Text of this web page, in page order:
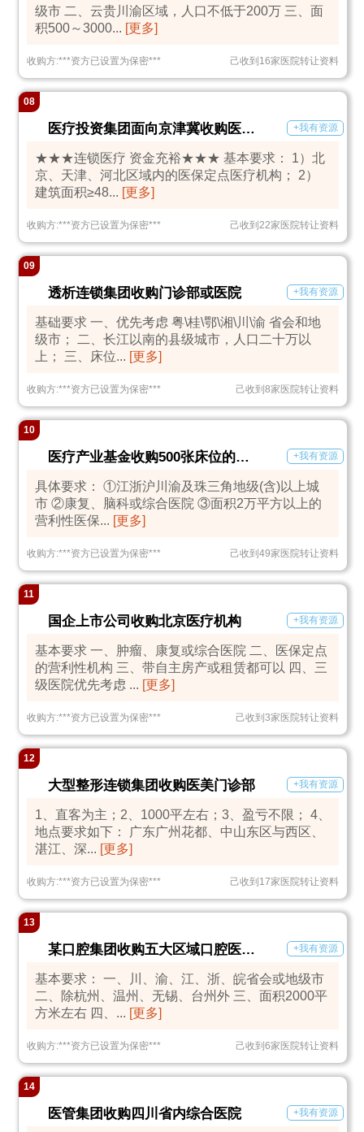
级市 二、云贵川渝区域，人口不低于200万 三、面
积500～3000... [更多]
收购方:***资方已设置为保密*** 己收到16家医院转让资料
08
医疗投资集团面向京津冀收购医疗机构 +我有资源
★★★连锁医疗 资金充裕★★★ 基本要求： 1）北
京、天津、河北区域内的医保定点医疗机构； 2）
建筑面积≥48... [更多]
收购方:***资方已设置为保密*** 己收到22家医院转让资料
09
透析连锁集团收购门诊部或医院 +我有资源
基础要求 一、优先考虑 粤\桂\鄂\湘\川\渝 省会和地
级市； 二、长江以南的县级城市，人口二十万以
上； 三、床位... [更多]
收购方:***资方已设置为保密*** 己收到8家医院转让资料
10
医疗产业基金收购500张床位的医疗机构 +我有资源
具体要求： ①江浙沪川渝及珠三角地级(含)以上城
市 ②康复、脑科或综合医院 ③面积2万平方以上的
营利性医保... [更多]
收购方:***资方已设置为保密*** 己收到49家医院转让资料
11
国企上市公司收购北京医疗机构 +我有资源
基本要求 一、肿瘤、康复或综合医院 二、医保定点
的营利性机构 三、带自主房产或租赁都可以 四、三
级医院优先考虑 ... [更多]
收购方:***资方已设置为保密*** 己收到3家医院转让资料
12
大型整形连锁集团收购医美门诊部 +我有资源
1、直客为主；2、1000平左右；3、盈亏不限； 4、
地点要求如下： 广东广州花都、中山东区与西区、
湛江、深... [更多]
收购方:***资方已设置为保密*** 己收到17家医院转让资料
13
某口腔集团收购五大区域口腔医疗机构 +我有资源
基本要求： 一、川、渝、江、浙、皖省会或地级市
二、除杭州、温州、无锡、台州外 三、面积2000平
方米左右 四、... [更多]
收购方:***资方已设置为保密*** 己收到6家医院转让资料
14
医管集团收购四川省内综合医院 +我有资源